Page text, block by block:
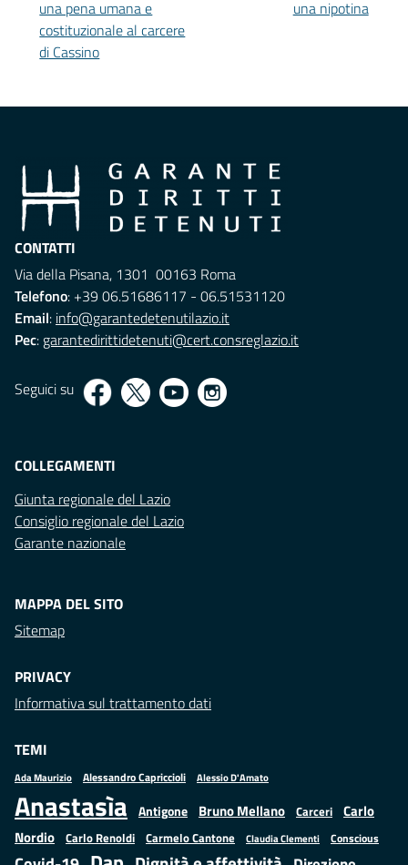
una pena umana e
costituzionale al carcere
di Cassino
una nipotina
CONTATTI
Via della Pisana, 1301 00163 Roma
Telefono: +39 06.51686117 - 06.51531120
Email: info@garantedetenutilazio.it
Pec: garantedirittidetenuti@cert.consreglazio.it
Seguici su
COLLEGAMENTI
Giunta regionale del Lazio
Consiglio regionale del Lazio
Garante nazionale
MAPPA DEL SITO
Sitemap
PRIVACY
Informativa sul trattamento dati
TEMI
Ada Maurizio Alessandro Capriccioli Alessio D'Amato
Anastasìa Antigone Bruno Mellano Carceri
Carlo
Nordio Carlo Renoldi Carmelo Cantone Claudia Clementi Conscious